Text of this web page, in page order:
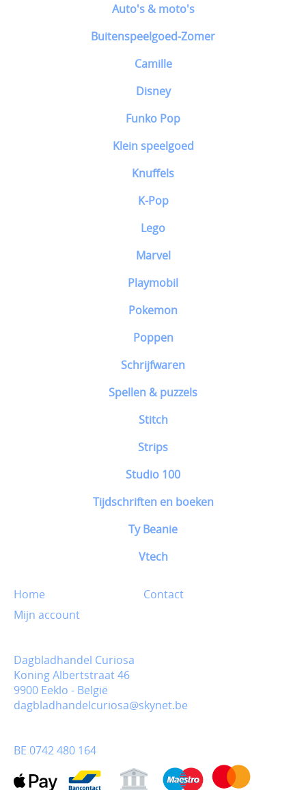
Auto's & moto's
Buitenspeelgoed-Zomer
Camille
Disney
Funko Pop
Klein speelgoed
Knuffels
K-Pop
Lego
Marvel
Playmobil
Pokemon
Poppen
Schrijfwaren
Spellen & puzzels
Stitch
Strips
Studio 100
Tijdschriften en boeken
Ty Beanie
Vtech
Home
Contact
Mijn account
Dagbladhandel Curiosa
Koning Albertstraat 46
9900 Eeklo - België
dagbladhandelcuriosa@skynet.be
BE 0742 480 164